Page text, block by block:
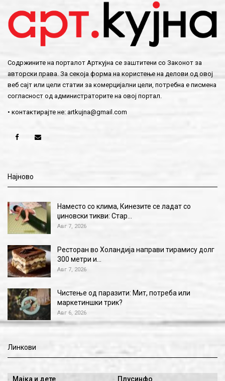
Содржините на порталот Арткујна се заштитени со Законот за
авторски права. За секоја форма на користење на делови од овој
веб сајт или цели статии за комерцијални цели, потребна е писмена
согласност од администраторите на овој портал.
• контактирајте не: artkujna@gmail.com
Најново
Наместо со клима, Кинезите се ладат со
џиновски тикви: Стар…
Авг 7, 2026
Ресторан во Холандија направи тирамису долг
300 метри и…
Авг 7, 2026
Чистење од паразити: Мит, потреба или
маркетиншки трик?
Авг 6, 2026
Линкови
Мајка и дете Плусинфо